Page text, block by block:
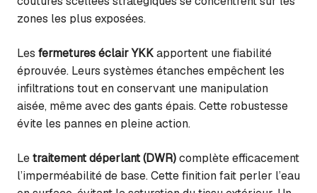
zones les plus exposées.
Les fermetures éclair YKKapportent une fiabilité
éprouvée. Leurs systèmes étanches empêchent les
infiltrations tout en conservant une manipulation
aisée, même avec des gants épais. Cette robustesse
évite les pannes en pleine action.
Letraitement déperlant (DWR)complète efficacement
l’imperméabilité de base. Cette finition fait perler l’eau